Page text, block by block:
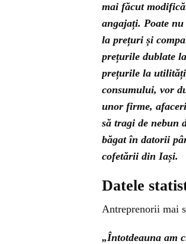
mai făcut
angajați. Poate
la prețuri și
prețurile dublate
prețurile la utilități
consumului, vor
unor firme,
să tragi de nebun
băgat în datorii
cofetării din Iași.
Datele
Antreprenorii mai
„Întotdeauna am